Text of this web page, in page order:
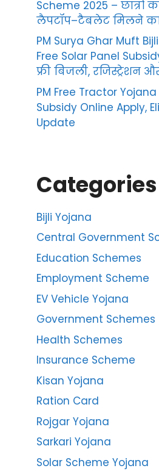
Scheme 2025 – छात्रों
लैपटॉप–टैबलेट मिलने
PM Surya Ghar Muft
Free Solar Panel
फ्री बिजली, रजिस्ट्रेशन
PM Free Tractor
Subsidy Online Apply,
Update
Categories
Bijli Yojana
Central Government
Education Schemes
Employment Scheme
EV Vehicle Yojana
Government Schemes
Health Schemes
Insurance Scheme
Kisan Yojana
Ration Card
Rojgar Yojana
Sarkari Yojana
Solar Scheme Yojana